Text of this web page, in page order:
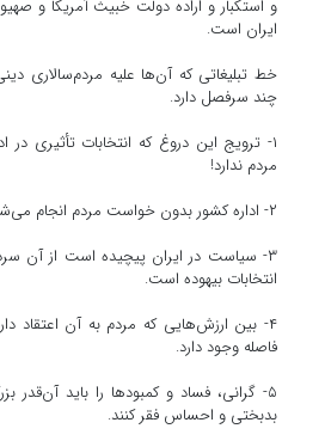
و استکبار و اراده دولت خبیث آمریکا و
ایران است.
خط تبلیغاتی که آن‌ها علیه مردم‌سالاری
چند سرفصل دارد.
۱- ترویج این دروغ که انتخابات تأثیری در
مردم ندارد!
۲- اداره کشور بدون خواست مردم انجام می‌شود!
۳- سیاست در ایران پیچیده است از آن
انتخابات بیهوده است.
۴- بین ارزش‌هایی که مردم به آن اعتقاد
فاصله وجود دارد.
۵- گرانی، فساد و کمبودها را باید
بدبختی و احساس فقر کنند.